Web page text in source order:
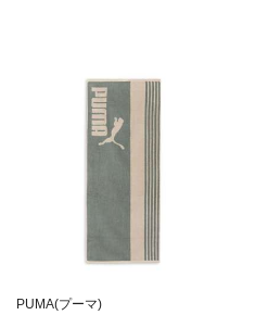
PUMA(プーマ)